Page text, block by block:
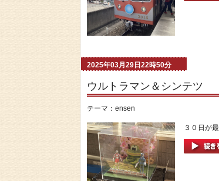
2025年03月29日22時50分
ウルトラマン＆シンテツ
テーマ： ensen
３０日が